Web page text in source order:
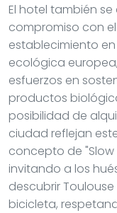
El hotel también
compromiso con
establecimiento
ecológica
esfuerzos en
productos
posibilidad de
ciudad reflejan
concepto de
invitando a los
descubrir
bicicleta,